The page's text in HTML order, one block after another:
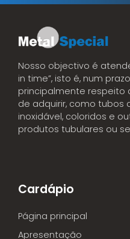
Nosso objectivo é
in time”, isto é, num
principalmente respeito
de adquirir, como tubos
inoxidável, coloridos e
produtos tubulares ou
Cardápio
Página principal
Apresentação